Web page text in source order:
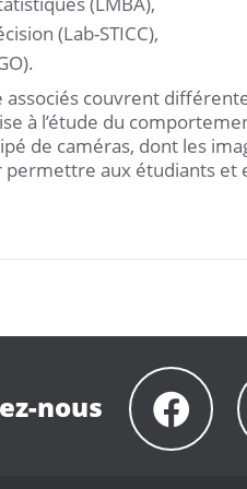
(Lab-STICC),
couvrent
à l’étude du
de caméras, dont les
aux étudiants et
nous